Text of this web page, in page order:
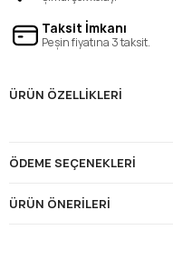
Taksit İmkanı
Peşin fiyatına 3 taksit.
ÜRÜN ÖZELLIKLERI
ÖDEME SEÇENEKLERI
ÜRÜN ÖNERILERI